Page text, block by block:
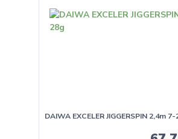
DAIWA EXCELER JIGGERSPIN 2,4m 7-